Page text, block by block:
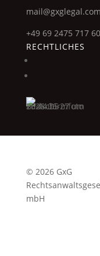
mail@gxglegal.com
+49 69 2475 717 60
RECHTLICHES
© 2026 GxG
mbH